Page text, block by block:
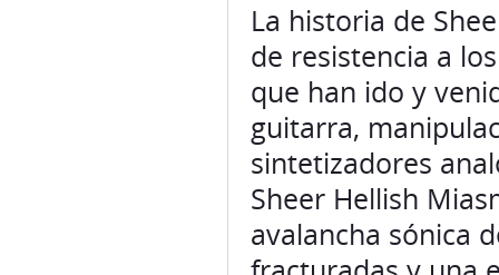
La historia de
de resistencia a
que han ido y
guitarra,
sintetizadores
Sheer Hellish
avalancha sónica